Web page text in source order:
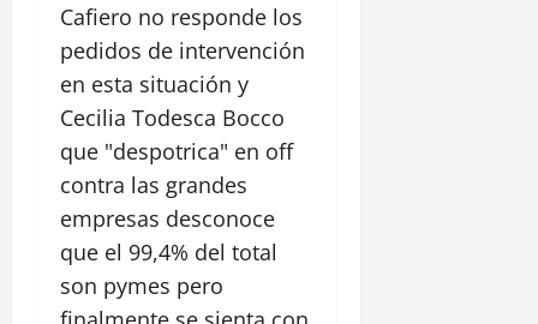
Cafiero no responde los
pedidos de intervención
en esta situación y
Cecilia Todesca Bocco
que "despotrica" en off
contra las grandes
empresas desconoce
que el 99,4% del total
son pymes pero